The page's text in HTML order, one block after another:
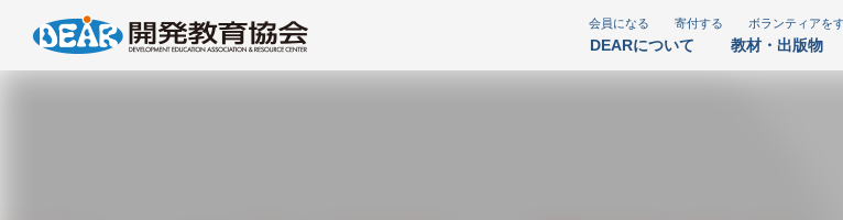
会員になる 寄付する ボランティアを
DEARについて 教材・出版物